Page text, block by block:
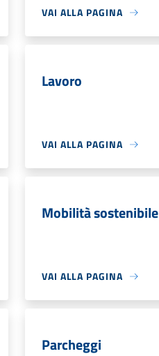
VAI ALLA PAGINA
Lavoro
VAI ALLA PAGINA
Mobilità sostenibile
VAI ALLA PAGINA
Parcheggi